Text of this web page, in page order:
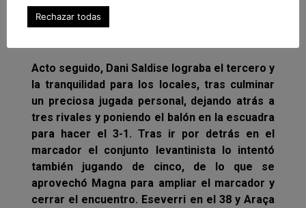
pues Jesulito adelantaba 2-1 a los suyos en el
minuto 36, tras un disparo que Yeray no pudo
Acto seguido, Dani Saldise lograba el tercero y
la tranquilidad para los locales, tras culminar
un preciosa jugada personal, dejando atrás a
tres rivales y poniendo el balón en la escuadra
para hacer el 3-1. Tras ir por detrás en el
marcador el conjunto levantinista lo intentó
también jugando de cinco, de lo que se
aprovechó Magna para ampliar el marcador y
cerrar el encuentro. Eseverri en el 38 y Araça
Rechazar todas